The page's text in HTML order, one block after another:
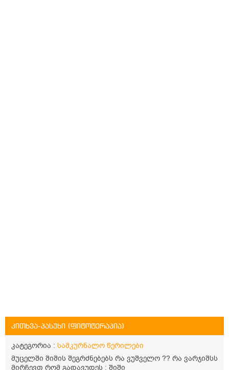
კითხვა-პასუხი (ფიტოტერაპია)
კატეგორია : სამკურნალო წერილები
მუცელში შიშის შეგრძნებებს რა ვუშველო ?? რა ვარჯიშსს
მირჩევთ რომ გადავუდეს : შიში